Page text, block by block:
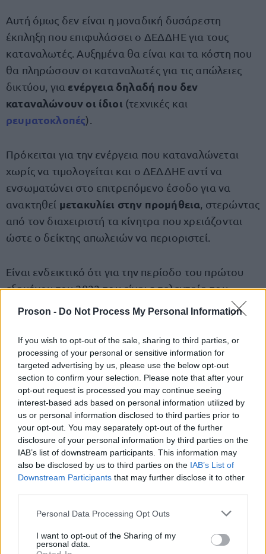
Proson - Do Not Process My Personal Information
If you wish to opt-out of the sale, sharing to third parties, or
processing of your personal or sensitive information for
targeted advertising by us, please use the below opt-out
section to confirm your selection. Please note that after your
opt-out request is processed you may continue seeing
interest-based ads based on personal information utilized by
us or personal information disclosed to third parties prior to
your opt-out. You may separately opt-out of the further
disclosure of your personal information by third parties on the
IAB’s list of downstream participants. This information may
also be disclosed by us to third parties on the IAB’s List of
Downstream Participants that may further disclose it to other
Please note that this website/app uses one or more Google
not limited to your visit or usage behaviour. You may click to
grant or deny consent to Google and its third-party tags to
Personal Data Processing Opt Outs
I want to opt-out of the Sharing of my
personal data.
Αυτή όμως δεν είναι η μοναδική δυσάρεστη
έκπληξη που επιφυλάσσει ο ΔΕΔΔΗΕ για τους
καταναλωτές. Αυξημένα θα είναι και τα κόστη που
θα πληρώσουν οι καταναλωτές για τις απώλειες
δικτύου, για ενέργεια δηλαδή που δεν
καταναλώνουν οι ίδιοι (τεχνικές και
ρευματοκλοπές).
Πρόκειται για την ενέργεια που καταναλώνεται
χωρίς να τιμολογείται και ο ΔΕΔΔΗΕ αντί να
ενσωματώνει στο επιτρεπόμενο έσοδο για να
ανακτηθεί μετακυλίει στην προμήθεια , στερώντας
από τον διαχειριστή τα κίνητρα που χρειάζονται
ώστε ο δείκτης απωλειών να περιοριστεί.
Είναι ενδεικτικό ότι για την περίοδο του πρώτου
εξαμήνου του 2022 που είναι η τελευταία που
εκκαθαρίστηκε οδείκτης απωλειών ανήλθε στο
πρόσθετο κόστος ύψους περίπου 200 εκ. το οποίο
θα αναγκαστούν οι εταιρείες ναπεράσουν στους
λογαριασμούς ρεύματος.
ΑΣΕΠ: Πιστοποίηση Αγγλικών σε
μόνο 2 ημέρες στα χέρια σας
ΑΣΕΠ: Εξ αποστάσεως η πιο Εύκολη
Πιστοποίηση Υπολογιστών σε 2